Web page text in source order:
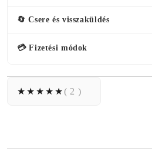
🔄 Csere és visszaküldés
💳 Fizetési módok
( 2 )